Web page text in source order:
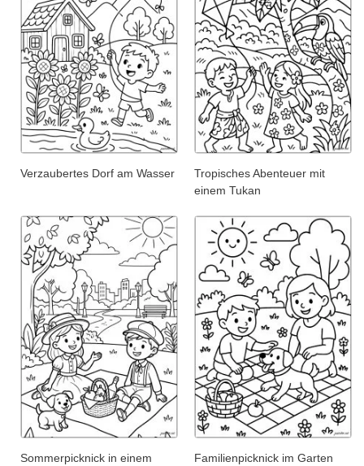
Verzaubertes Dorf am Wasser
Tropisches Abenteuer mit
einem Tukan
Sommerpicknick in einem
Familienpicknick im Garten